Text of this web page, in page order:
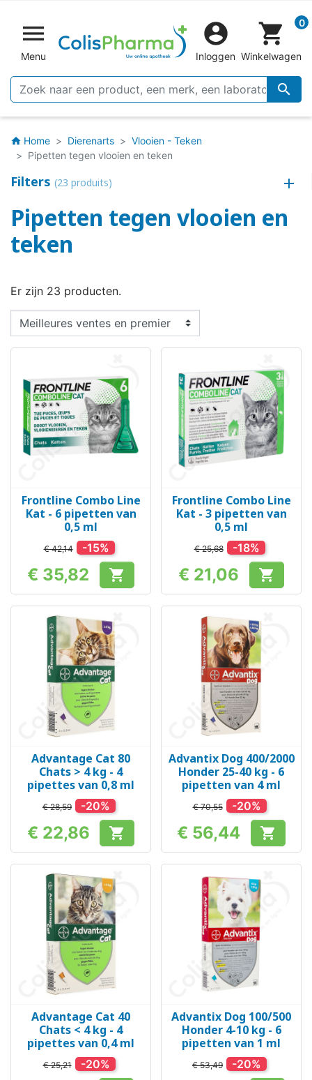

Menu


Inloggen
shopping_cart 0
Winkelwagen
home Home Dierenarts
Vlooien - Teken
Pipetten tegen vlooien en teken
Filters (23 produits)
Pipetten tegen vlooien en
teken
Er zijn 23 producten.
Frontline Combo Line
Kat - 6 pipetten van
0,5 ml
€ 42,14 -15%
Prijs
€ 35,82 
Frontline Combo Line
Kat - 3 pipetten van
0,5 ml
€ 25,68 -18%
Prijs
€ 21,06 
Advantage Cat 80
Chats > 4 kg - 4
pipettes van 0,8 ml
€ 28,59 -20%
Prijs
€ 22,86 
Advantix Dog 400/2000
Honder 25-40 kg - 6
pipetten van 4 ml
€ 70,55 -20%
Prijs
€ 56,44 
Advantage Cat 40
Chats < 4 kg - 4
pipettes van 0,4 ml
€ 25,21 -20%
Advantix Dog 100/500
Honder 4-10 kg - 6
pipetten van 1 ml
€ 53,49 -20%